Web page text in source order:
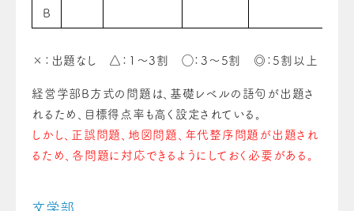
B
×：出題なし △：1〜3割 ◯：3〜5割 ◎：5割以上
経営学部B方式の問題は、基礎レベルの語句が出題さ
れるため、目標得点率も高く設定されている。
しかし、正誤問題、地図問題、年代整序問題が出題され
るため、各問題に対応できるようにしておく必要がある。